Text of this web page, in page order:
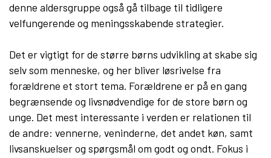
denne aldersgruppe også gå tilbage til tidligere
velfungerende og meningsskabende strategier.
Det er vigtigt for de større børns udvikling at skabe sig
selv som menneske, og her bliver løsrivelse fra
forældrene et stort tema. Forældrene er på en gang
begrænsende og livsnødvendige for de store børn og
unge. Det mest interessante i verden er relationen til
de andre: vennerne, veninderne, det andet køn, samt
livsanskuelser og spørgsmål om godt og ondt. Fokus i